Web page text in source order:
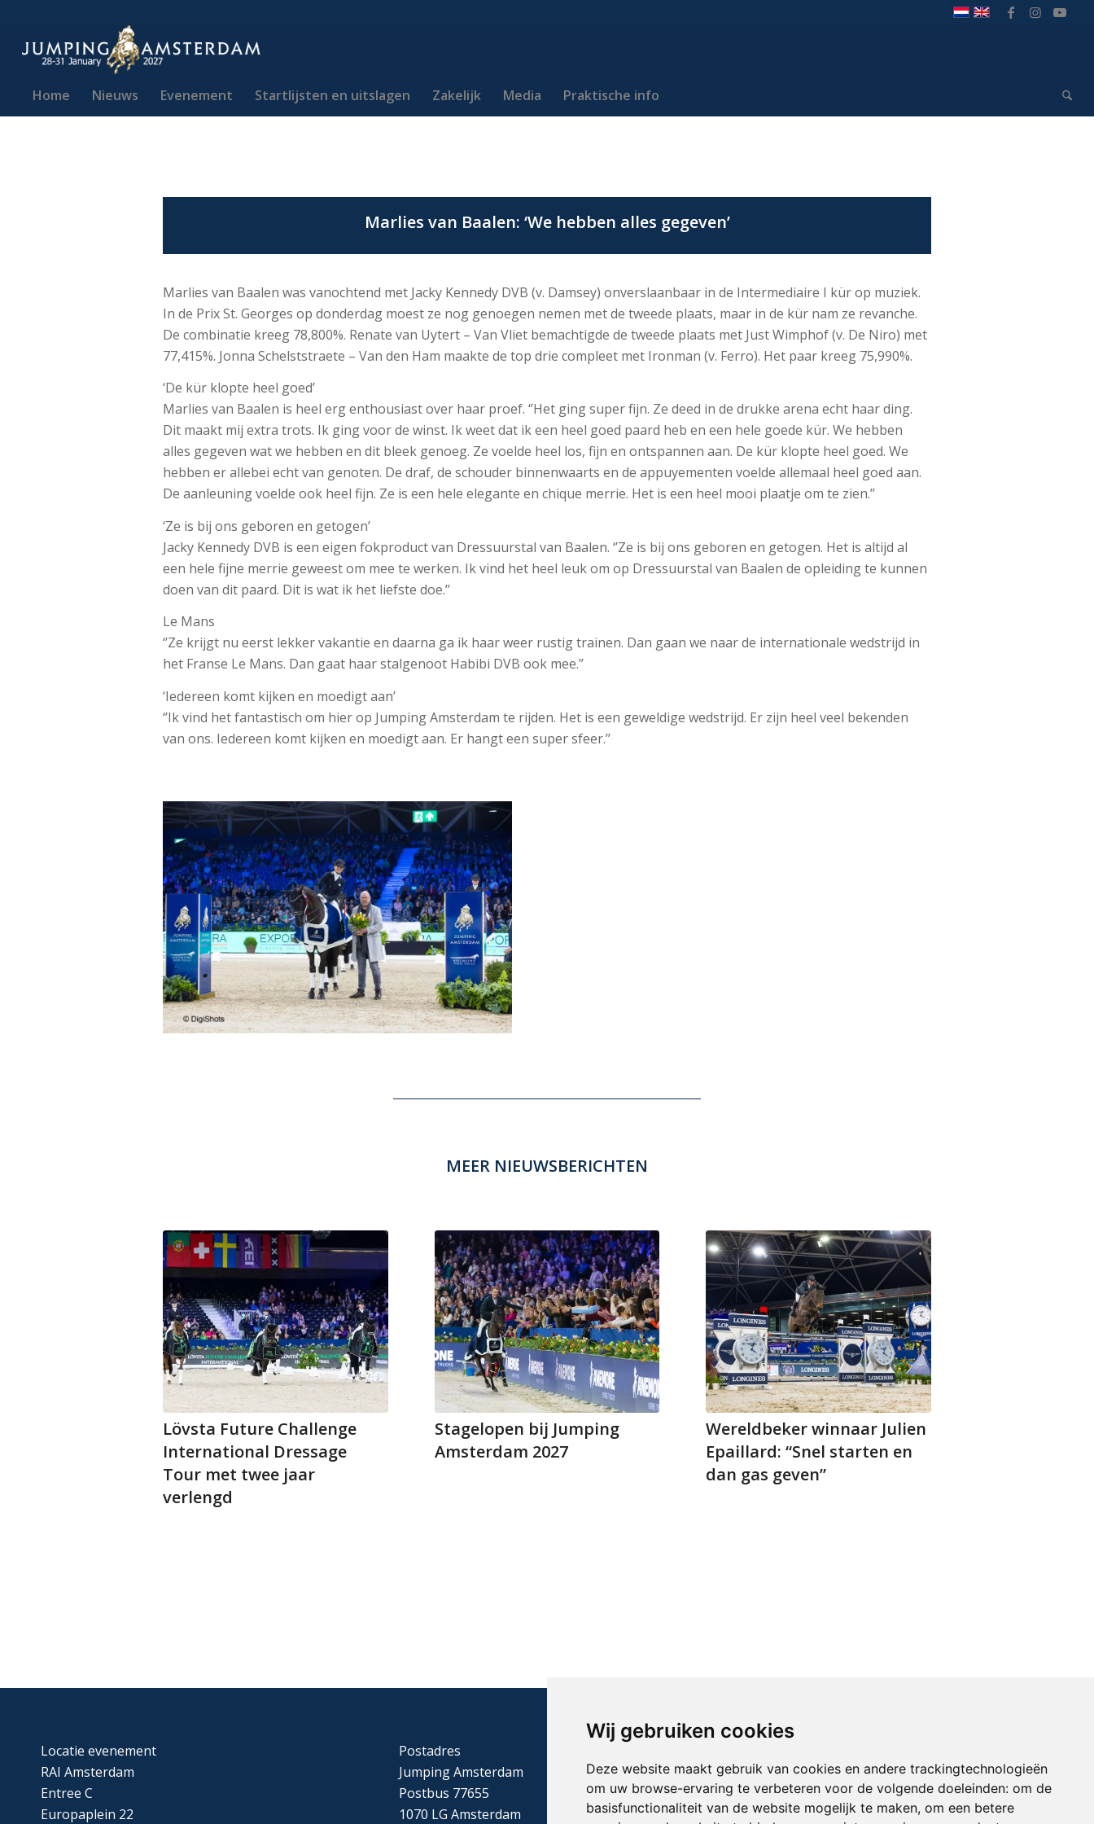
Wij gebruiken cookies
Deze website maakt gebruik van cookies en andere trackingtechnologieën
om uw browse-ervaring te verbeteren voor de volgende doeleinden: om de
basisfunctionaliteit van de website mogelijk te maken, om een betere
Home Nieuws Evenement Startlijsten en uitslagen Zakelijk Media Praktische info
Marlies van Baalen: ‘We hebben alles gegeven’
Marlies van Baalen was vanochtend met Jacky Kennedy DVB (v. Damsey) onverslaanbaar in de Intermediaire I kür op muziek.
In de Prix St. Georges op donderdag moest ze nog genoegen nemen met de tweede plaats, maar in de kür nam ze revanche.
De combinatie kreeg 78,800%. Renate van Uytert – Van Vliet bemachtigde de tweede plaats met Just Wimphof (v. De Niro) met
77,415%. Jonna Schelststraete – Van den Ham maakte de top drie compleet met Ironman (v. Ferro). Het paar kreeg 75,990%.
‘De kür klopte heel goed’
Marlies van Baalen is heel erg enthousiast over haar proef. ‘’Het ging super fijn. Ze deed in de drukke arena echt haar ding.
Dit maakt mij extra trots. Ik ging voor de winst. Ik weet dat ik een heel goed paard heb en een hele goede kür. We hebben
alles gegeven wat we hebben en dit bleek genoeg. Ze voelde heel los, fijn en ontspannen aan. De kür klopte heel goed. We
hebben er allebei echt van genoten. De draf, de schouder binnenwaarts en de appuyementen voelde allemaal heel goed aan.
De aanleuning voelde ook heel fijn. Ze is een hele elegante en chique merrie. Het is een heel mooi plaatje om te zien.’’
‘Ze is bij ons geboren en getogen’
Jacky Kennedy DVB is een eigen fokproduct van Dressuurstal van Baalen. ‘’Ze is bij ons geboren en getogen. Het is altijd al
een hele fijne merrie geweest om mee te werken. Ik vind het heel leuk om op Dressuurstal van Baalen de opleiding te kunnen
doen van dit paard. Dit is wat ik het liefste doe.’’
Le Mans
‘’Ze krijgt nu eerst lekker vakantie en daarna ga ik haar weer rustig trainen. Dan gaan we naar de internationale wedstrijd in
het Franse Le Mans. Dan gaat haar stalgenoot Habibi DVB ook mee.’’
‘Iedereen komt kijken en moedigt aan’
‘’Ik vind het fantastisch om hier op Jumping Amsterdam te rijden. Het is een geweldige wedstrijd. Er zijn heel veel bekenden
van ons. Iedereen komt kijken en moedigt aan. Er hangt een super sfeer.’’
MEER NIEUWSBERICHTEN
Lövsta Future Challenge
International Dressage
Tour met twee jaar
verlengd
Stagelopen bij Jumping
Amsterdam 2027
Wereldbeker winnaar Julien
Epaillard: “Snel starten en
dan gas geven”
Locatie evenement
RAI Amsterdam
Entree C
Europaplein 22
Postadres
Jumping Amsterdam
Postbus 77655
1070 LG Amsterdam